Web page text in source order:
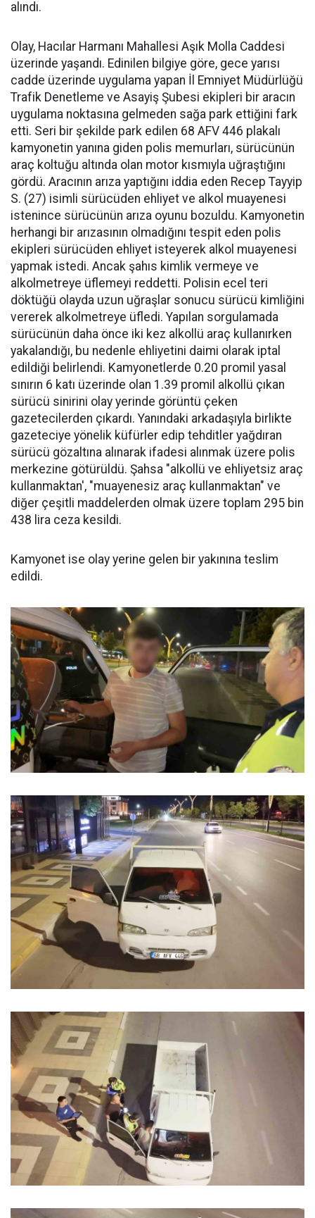
alındı.
Olay, Hacılar Harmanı Mahallesi Aşık Molla Caddesi
üzerinde yaşandı. Edinilen bilgiye göre, gece yarısı
cadde üzerinde uygulama yapan İl Emniyet Müdürlüğü
Trafik Denetleme ve Asayiş Şubesi ekipleri bir aracın
uygulama noktasına gelmeden sağa park ettiğini fark
etti. Seri bir şekilde park edilen 68 AFV 446 plakalı
kamyonetin yanına giden polis memurları, sürücünün
araç koltuğu altında olan motor kısmıyla uğraştığını
gördü. Aracının arıza yaptığını iddia eden Recep Tayyip
S. (27) isimli sürücüden ehliyet ve alkol muayenesi
istenince sürücünün arıza oyunu bozuldu. Kamyonetin
herhangi bir arızasının olmadığını tespit eden polis
ekipleri sürücüden ehliyet isteyerek alkol muayenesi
yapmak istedi. Ancak şahıs kimlik vermeye ve
alkolmetreye üflemeyi reddetti. Polisin ecel teri
döktüğü olayda uzun uğraşlar sonucu sürücü kimliğini
vererek alkolmetreye üfledi. Yapılan sorgulamada
sürücünün daha önce iki kez alkollü araç kullanırken
yakalandığı, bu nedenle ehliyetini daimi olarak iptal
edildiği belirlendi. Kamyonetlerde 0.20 promil yasal
sınırın 6 katı üzerinde olan 1.39 promil alkollü çıkan
sürücü sinirini olay yerinde görüntü çeken
gazetecilerden çıkardı. Yanındaki arkadaşıyla birlikte
gazeteciye yönelik küfürler edip tehditler yağdıran
sürücü gözaltına alınarak ifadesi alınmak üzere polis
merkezine götürüldü. Şahsa "alkollü ve ehliyetsiz araç
kullanmaktan', "muayenesiz araç kullanmaktan" ve
diğer çeşitli maddelerden olmak üzere toplam 295 bin
438 lira ceza kesildi.
Kamyonet ise olay yerine gelen bir yakınına teslim
edildi.